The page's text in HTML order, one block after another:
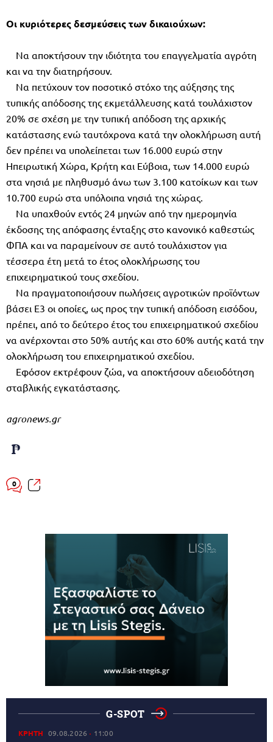
Οι κυριότερες δεσµεύσεις των δικαιούχων:
Να αποκτήσουν την ιδιότητα του επαγγελµατία αγρότη
και να την διατηρήσουν.
Να πετύχουν τον ποσοτικό στόχο της αύξησης της
τυπικής απόδοσης της εκµετάλλευσης κατά τουλάχιστον
20% σε σχέση µε την τυπική απόδοση της αρχικής
κατάστασης ενώ ταυτόχρονα κατά την ολοκλήρωση αυτή
δεν πρέπει να υπολείπεται των 16.000 ευρώ στην
Ηπειρωτική Χώρα, Κρήτη και Εύβοια, των 14.000 ευρώ
στα νησιά µε πληθυσµό άνω των 3.100 κατοίκων και των
10.700 ευρώ στα υπόλοιπα νησιά της χώρας.
Να υπαχθούν εντός 24 µηνών από την ηµεροµηνία
έκδοσης της απόφασης ένταξης στο κανονικό καθεστώς
ΦΠΑ και να παραµείνουν σε αυτό τουλάχιστον για
τέσσερα έτη µετά το έτος ολοκλήρωσης του
επιχειρηµατικού τους σχεδίου.
Να πραγµατοποιήσουν πωλήσεις αγροτικών προϊόντων
βάσει Ε3 οι οποίες, ως προς την τυπική απόδοση εισόδου,
πρέπει, από το δεύτερο έτος του επιχειρηµατικού σχεδίου
να ανέρχονται στο 50% αυτής και στο 60% αυτής κατά την
ολοκλήρωση του επιχειρηµατικού σχεδίου.
Εφόσον εκτρέφουν ζώα, να αποκτήσουν αδειοδότηση
σταβλικής εγκατάστασης.
agronews.gr
0
G-SPOT
ΚΡΗΤΗ 09.08.2026 11:00